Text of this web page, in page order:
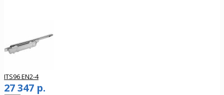
ITS96 EN2-4
27 347 р.